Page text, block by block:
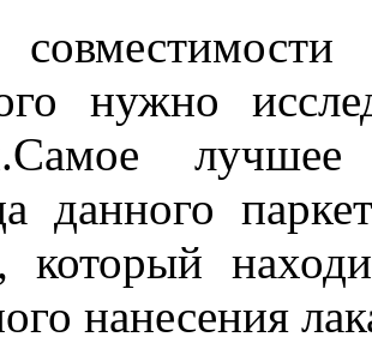
нужно
Самое лучшее
данного
который
нанесения